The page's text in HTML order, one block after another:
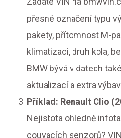
přesné označení typu
pakety, přítomnost M-
klimatizaci, druh kola,
BMW bývá v datech
aktualizací a extra
Příklad: Renault Clio
Nejistota ohledně
couvacích senzorů?